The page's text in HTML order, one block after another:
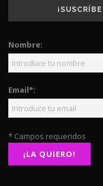
Nombre:
Email*:
* Campos requeridos